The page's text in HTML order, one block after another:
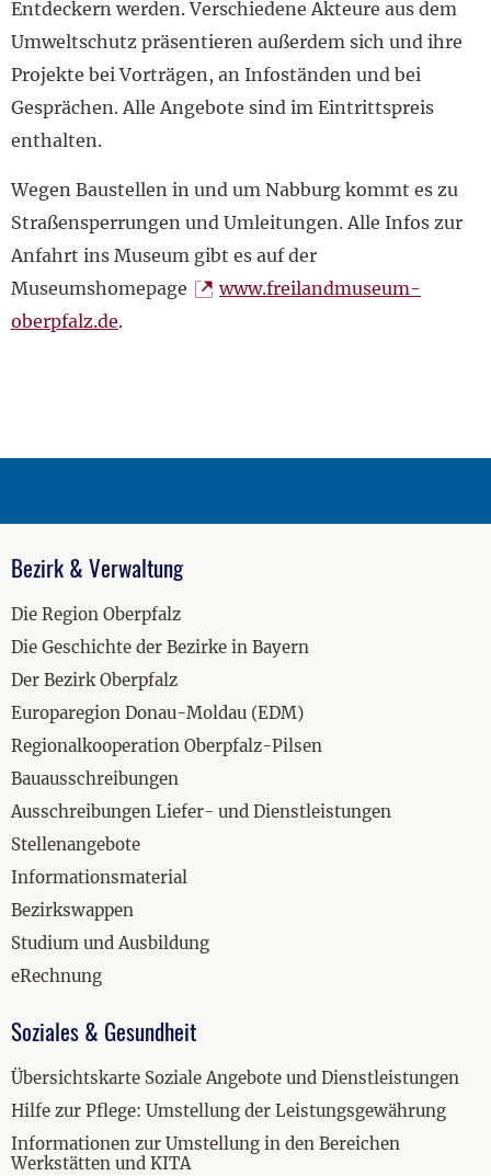
Entdeckern werden. Verschiedene Akteure aus dem
Umweltschutz präsentieren außerdem sich und ihre
Projekte bei Vorträgen, an Infoständen und bei
Gesprächen. Alle Angebote sind im Eintrittspreis
enthalten.
Wegen Baustellen in und um Nabburg kommt es zu
Straßensperrungen und Umleitungen. Alle Infos zur
Anfahrt ins Museum gibt es auf der
Museumshomepage
www.freilandmuseum-
oberpfalz.de.
Bezirk & Verwaltung
Die Region Oberpfalz
Die Geschichte der Bezirke in Bayern
Der Bezirk Oberpfalz
Europaregion Donau-Moldau (EDM)
Regionalkooperation Oberpfalz-Pilsen
Bauausschreibungen
Ausschreibungen Liefer- und Dienstleistungen
Stellenangebote
Informationsmaterial
Bezirkswappen
Studium und Ausbildung
eRechnung
Soziales & Gesundheit
Übersichtskarte Soziale Angebote und Dienstleistungen
Hilfe zur Pflege: Umstellung der Leistungsgewährung
Informationen zur Umstellung in den Bereichen
Werkstätten und KITA